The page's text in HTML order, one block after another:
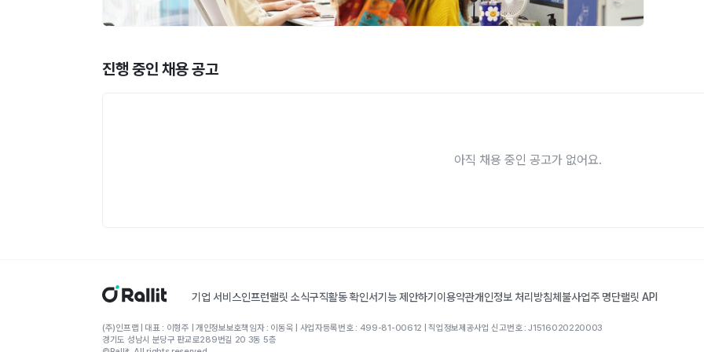
진행 중인 채용 공고
아직 채용 중인 공고가 없어요.
기업 서비스인프런랠릿 소식구직활동 확인서기능 제안하기이용약관개인정보 처리방침체불사업주 명단랠릿 API
(주)인프랩 | 대표 : 이형주 | 개인정보보호책임자 : 이동욱 | 사업자등록번호 : 499-81-00612 | 직업정보제공사업 신고번호 : J1516020220003
경기도 성남시 분당구 판교로289번길 20 3동 5층